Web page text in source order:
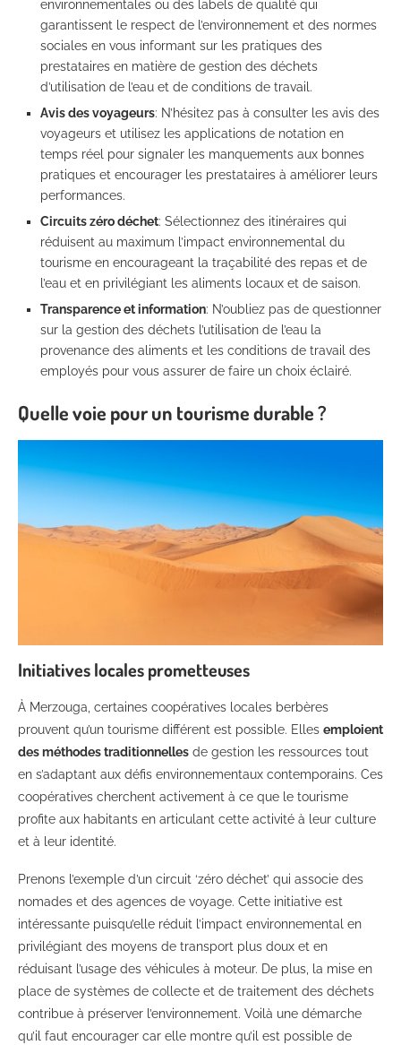
environnementales ou des labels de qualité qui
garantissent le respect de l’environnement et des normes
sociales en vous informant sur les pratiques des
prestataires en matière de gestion des déchets
d’utilisation de l’eau et de conditions de travail.
Avis des voyageurs: N’hésitez pas à consulter les avis des
voyageurs et utilisez les applications de notation en
temps réel pour signaler les manquements aux bonnes
pratiques et encourager les prestataires à améliorer leurs
performances.
Circuits zéro déchet: Sélectionnez des itinéraires qui
réduisent au maximum l’impact environnemental du
tourisme en encourageant la traçabilité des repas et de
l’eau et en privilégiant les aliments locaux et de saison.
Transparence et information: N’oubliez pas de questionner
sur la gestion des déchets l’utilisation de l’eau la
provenance des aliments et les conditions de travail des
employés pour vous assurer de faire un choix éclairé.
Quelle voie pour un tourisme durable ?
Initiatives locales prometteuses
À Merzouga, certaines coopératives locales berbères
prouvent qu’un tourisme différent est possible. Elles emploient
des méthodes traditionnelles de gestion les ressources tout
en s’adaptant aux défis environnementaux contemporains. Ces
coopératives cherchent activement à ce que le tourisme
profite aux habitants en articulant cette activité à leur culture
et à leur identité.
Prenons l’exemple d’un circuit ‘zéro déchet’ qui associe des
nomades et des agences de voyage. Cette initiative est
intéressante puisqu’elle réduit l’impact environnemental en
privilégiant des moyens de transport plus doux et en
réduisant l’usage des véhicules à moteur. De plus, la mise en
place de systèmes de collecte et de traitement des déchets
contribue à préserver l’environnement. Voilà une démarche
qu’il faut encourager car elle montre qu’il est possible de